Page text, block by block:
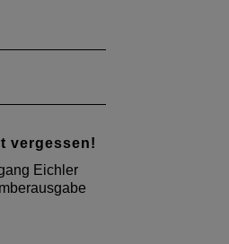
vergessen!
Eichler